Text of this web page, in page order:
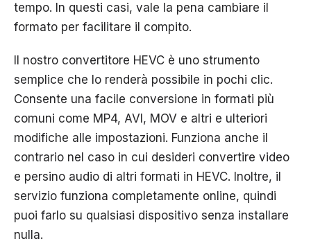
tempo. In questi casi, vale la pena cambiare il
formato per facilitare il compito.
Il nostro convertitore HEVC è uno strumento
semplice che lo renderà possibile in pochi clic.
Consente una facile conversione in formati più
comuni come MP4, AVI, MOV e altri e ulteriori
modifiche alle impostazioni. Funziona anche il
contrario nel caso in cui desideri convertire video
e persino audio di altri formati in HEVC. Inoltre, il
servizio funziona completamente online, quindi
puoi farlo su qualsiasi dispositivo senza installare
nulla.